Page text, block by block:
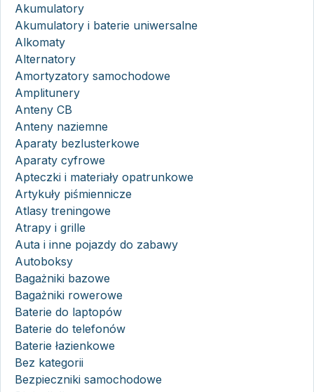
Akumulatory
Akumulatory i baterie uniwersalne
Alkomaty
Alternatory
Amortyzatory samochodowe
Amplitunery
Anteny CB
Anteny naziemne
Aparaty bezlusterkowe
Aparaty cyfrowe
Apteczki i materiały opatrunkowe
Artykuły piśmiennicze
Atlasy treningowe
Atrapy i grille
Auta i inne pojazdy do zabawy
Autoboksy
Bagażniki bazowe
Bagażniki rowerowe
Baterie do laptopów
Baterie do telefonów
Baterie łazienkowe
Bez kategorii
Bezpieczniki samochodowe